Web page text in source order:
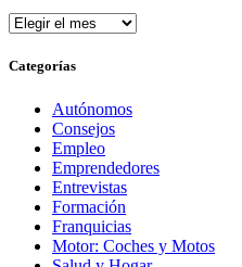
Archivos
Categorías
Autónomos
Consejos
Empleo
Emprendedores
Entrevistas
Formación
Franquicias
Motor: Coches y Motos